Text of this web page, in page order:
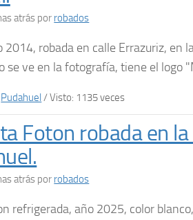
atrás por robados
2014, robada en calle Errazuriz, en
se ve en la fotografía, tiene el logo
Pudahuel / Visto: 1135 veces
Foton robada en
atrás por robados
refrigerada, año 2025, color